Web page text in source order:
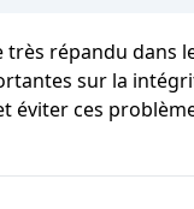
répandu dans
sur la
ces